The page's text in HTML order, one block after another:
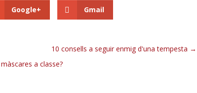
Google+ Gmail
10 consells a seguir enmig d'una tempesta
a classe?